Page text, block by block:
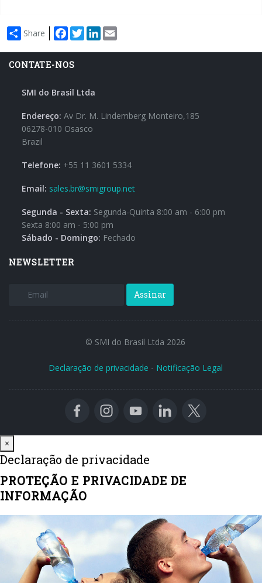
Share Facebook
TwitterLinkedIn
CONTATE-NOS
SMI do Brasil Ltda
Endereço: Av Dr. M. Lindemberg Monteiro,185
06278-010 Osasco
Brazil
Telefone: +55 11 3601 5334
Email: sales.br@smigroup.net
Segunda - Sexta: Segunda-Quinta 8:00 am - 6:00 pm
Sexta 8:00 am - 5:00 pm
Sábado - Domingo: Fechado
NEWSLETTER
Assinar
© SMI do Brasil Ltda 2026
Declaração de privacidade - Notificação Legal
×
Declaração de privacidade
PROTEÇÃO E PRIVACIDADE DE
INFORMAÇÃO